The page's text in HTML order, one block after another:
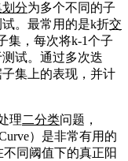
分为多个不同的子
。最常用的是k折交
集，每次将k-1个子
试。通过多次迭
集上的表现，并计
理二分类问题，
Curve）是非常有用的
不同阈值下的真正阳